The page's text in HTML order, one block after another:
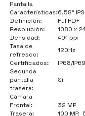
Pantalla
Características:6.58"
Definición:
FullHD+
Resolución:
1080 x
Densidad:
401 ppi
Tasa de
refresco:
120Hz
Certificados:
IP68/
Segunda
pantalla
trasera:
Sí
Cámara
Frontal:
32 MP
Trasera:
100 MP,